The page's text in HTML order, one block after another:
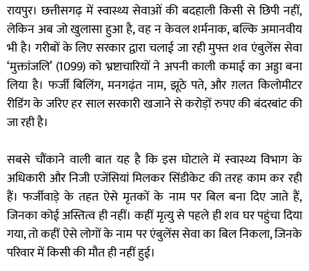
रायपुर। छत्तीसगढ़ में स्वास्थ्य सेवाओं की बदहाली किसी से छिपी नहीं,
लेकिन अब जो खुलासा हुआ है, वह न केवल शर्मनाक, बल्कि अमानवीय
भी है। गरीबों के लिए सरकार द्वारा चलाई जा रही मुफ्त शव एंबुलेंस सेवा
‘मुक्तांजलि’ (1099) को भ्रष्टाचारियों ने अपनी काली कमाई का अड्डा बना
लिया है। फर्जी बिलिंग, मनगढ़ंत नाम, झूठे पते, और ग़लत किलोमीटर
रीडिंग के जरिए हर साल सरकारी खजाने से करोड़ों रुपए की बंदरबांट की
जा रही है।
सबसे चौंकाने वाली बात यह है कि इस घोटाले में स्वास्थ्य विभाग के
अधिकारी और निजी एजेंसियां मिलकर सिंडीकेट की तरह काम कर रही
हैं। फर्जीवाड़े के तहत ऐसे मृतकों के नाम पर बिल बना दिए जाते हैं,
जिनका कोई अस्तित्व ही नहीं। कहीं मृत्यु से पहले ही शव घर पहुंचा दिया
गया, तो कहीं ऐसे लोगों के नाम पर एंबुलेंस सेवा का बिल निकला, जिनके
परिवार में किसी की मौत ही नहीं हुई।